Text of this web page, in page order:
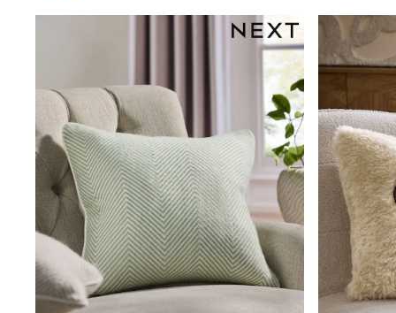
Sportswear
Dungarees
Multipacks
All Holiday Shop
Tops
Dresses
Shorts
Skirts
Sandals & Sliders
Rash Vests
Sun Safe Swimwear
Sun Hats & Caps
Denim Jackets